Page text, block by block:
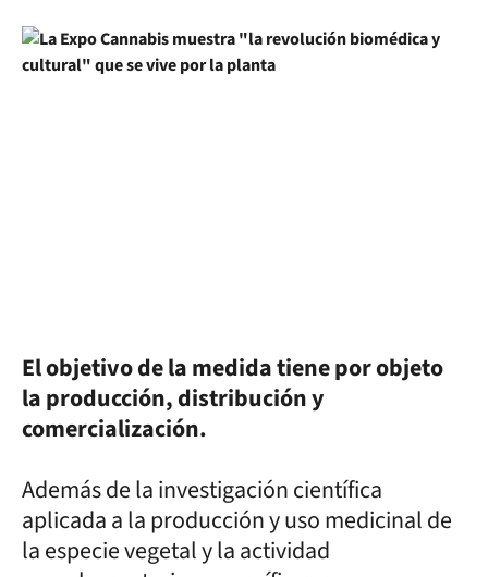
El objetivo de la medida tiene por objeto
la producción, distribución y
comercialización.
Además de la investigación científica
aplicada a la producción y uso medicinal de
la especie vegetal y la actividad